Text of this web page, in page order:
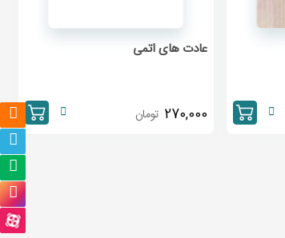
عادت های اتمی
270,000 تومان